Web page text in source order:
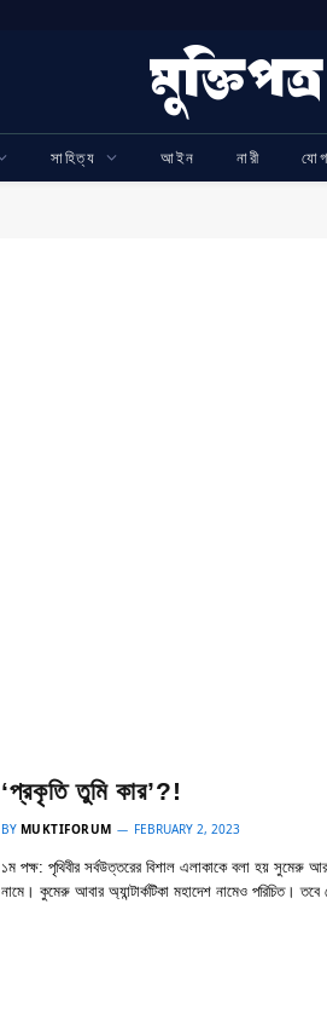
সাহিত্য আইন নারী
‘প্রকৃতি তুমি কার’?!
BY MUKTIFORUM FEBRUARY 2, 2023
১ম পক্ষ: পৃথিবীর সর্বউত্তরের বিশাল এলাকাকে বলা হয় সুমেরু
নামে। কুমেরু আবার অ্যান্টার্কটিকা মহাদেশ নামেও পরিচিত।